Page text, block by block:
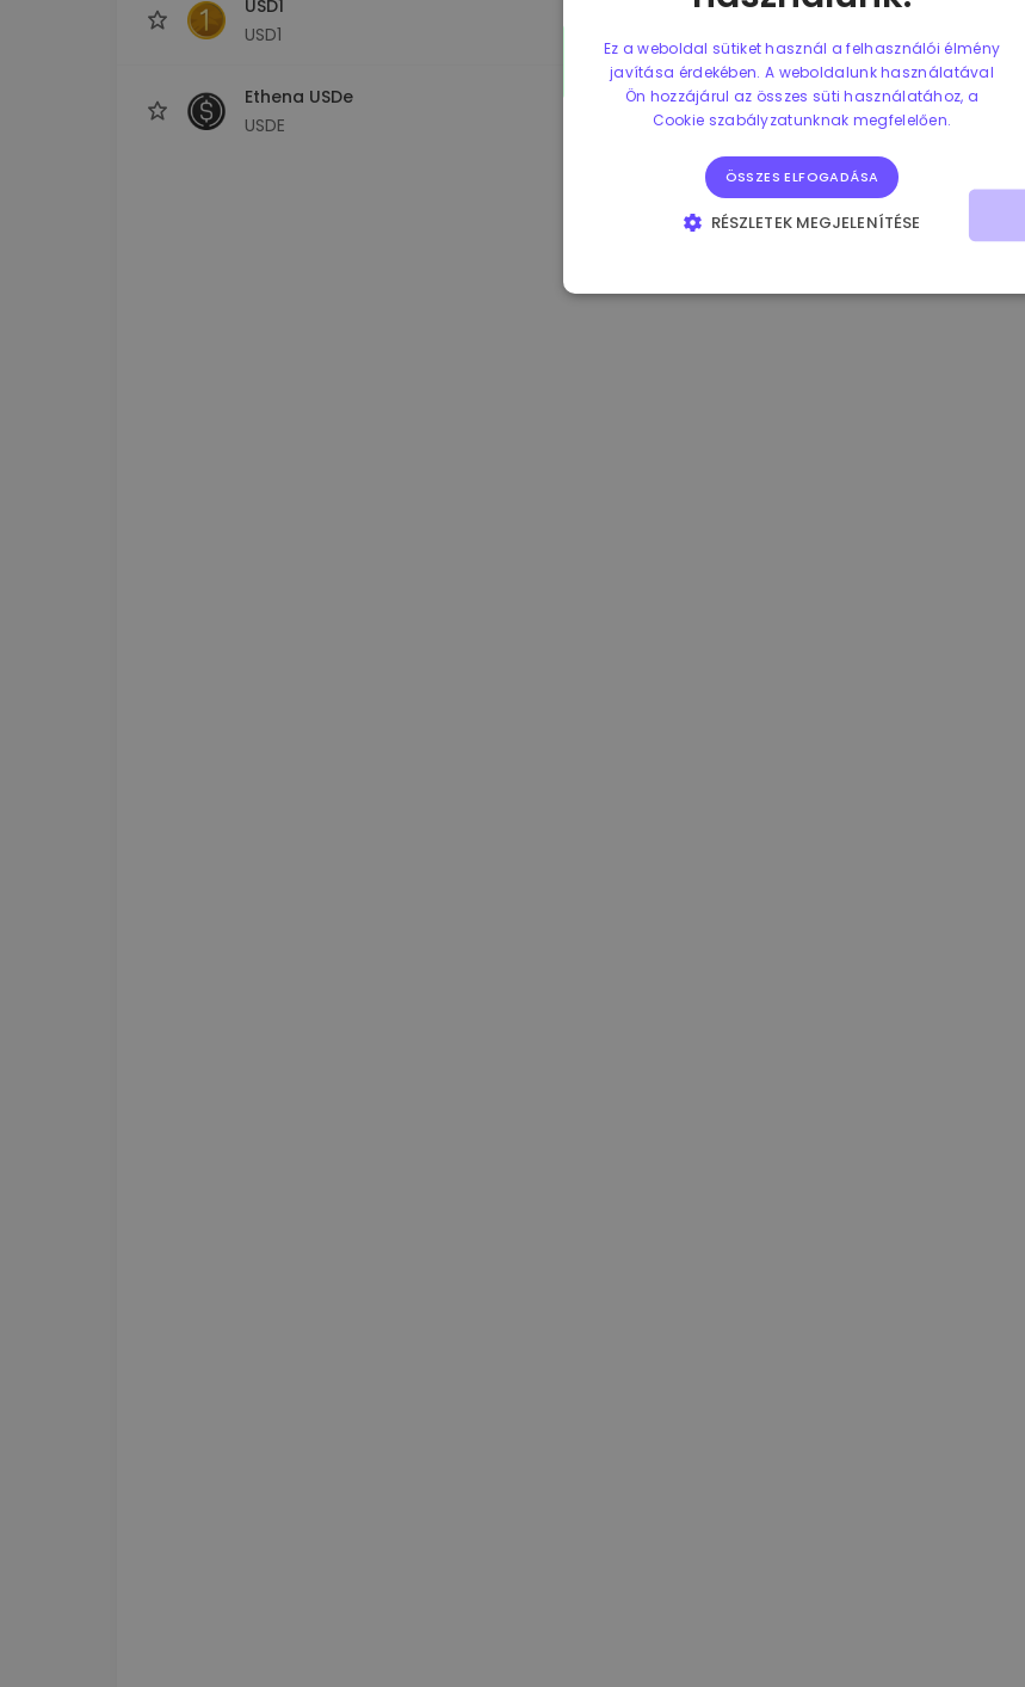
USD1
USD1
Ethena USDe
USDE
0.865562 € 0.00% 3.4B €
Ez a weboldal sütiket használ a felhasználói élmény
javítása érdekében. A weboldalunk használatával
Ön hozzájárul az összes süti használatához, a
Cookie szabályzatunknak megfelelően.
ÖSSZES ELFOGADÁSA
RÉSZLETEK MEGJELENÍTÉSE